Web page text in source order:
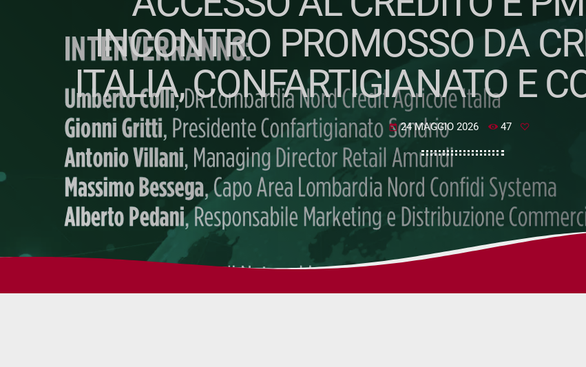
INCONTRO PROMOSSO DA
ITALIA, CONFARTIGIANATO E
today 24 MAGGIO 2026 47